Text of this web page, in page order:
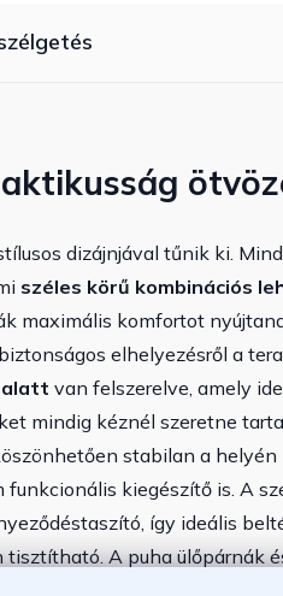
dizájnjával tűnik ki.
széles körű kombinációs
maximális komfortot
elhelyezésről a
alatt van felszerelve, amely
mindig kéznél szeretne
stabilan a helyén
kiegészítő is. A
így ideális
A puha ülőpárnák
ellátva, így